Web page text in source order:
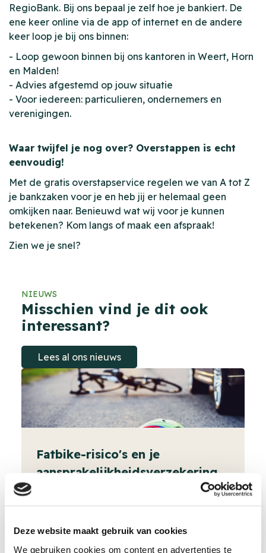
Deze website maakt gebruik van cookies
We gebruiken cookies om content en advertenties te
RegioBank. Bij ons bepaal je zelf hoe je bankiert. De
ene keer online via de app of internet en de andere
keer loop je bij ons binnen:
- Loop gewoon binnen bij ons kantoren in Weert, Horn
en Malden!
- Advies afgestemd op jouw situatie
- Voor iedereen: particulieren, ondernemers en
verenigingen.
Waar twijfel je nog over? Overstappen is echt
eenvoudig!
Met de gratis overstapservice regelen we van A tot Z
je bankzaken voor je en heb jij er helemaal geen
omkijken naar. Benieuwd wat wij voor je kunnen
betekenen? Kom langs of maak een afspraak!
Zien we je snel?
NIEUWS
Misschien vind je dit ook
interessant?
Lees al ons nieuws
Fatbike-risico's en je
aansprakelijkheidsverzekering
Lees meer